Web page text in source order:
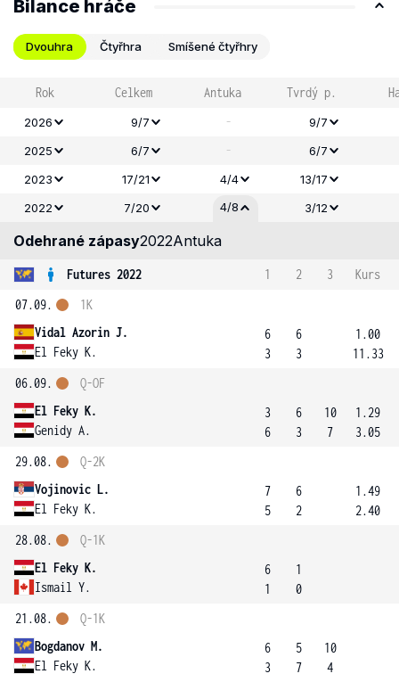
Bilance hráče
Dvouhra Čtyřhra Smíšené čtyřhry
Rok Celkem Antuka Tvrdý p.
2026 9/7 -
9/7
2025
6/7 -
6/7
2023
17/21 4/4
13/17
2022
7/20 4/8 3/12
Odehrané zápasy2022Antuka
Futures 2022 1 2 3
Kurs
07.09.
Vidal Azorin J.
El Feky K.
1K
6
3
6
3
1.00
11.33
06.09.
El Feky K.
Genidy A.
Q-OF
3
6
6
3
10
7
1.29
3.05
29.08.
Vojinovic L.
El Feky K.
Q-2K
7
5
6
2
1.49
2.40
28.08.
El Feky K.
Ismail Y.
Q-1K
6
1
1
0
21.08.
Bogdanov M.
El Feky K.
Q-1K
6
3
5
7
10
4